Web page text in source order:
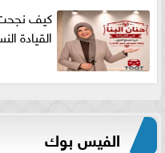
كيف نجحت
القيادة
الفيس بوك